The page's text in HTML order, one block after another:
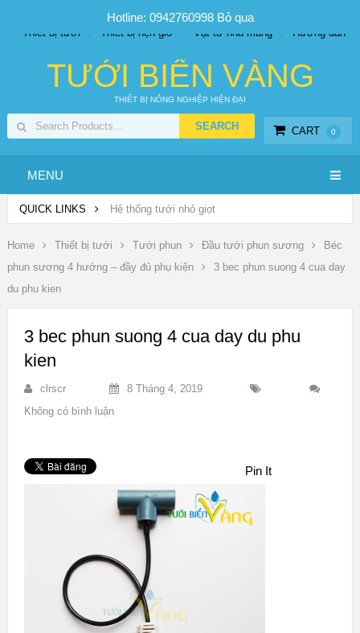
SP PHUN SƯƠNG GIÁ TỐT Bộ KIT tưới
Thiết bị tưới
Thiết bị hẹn giờ Vật tư nhà màng Hướng dẫn
TƯỚI BIỂN VÀNG
THIẾT BỊ NÔNG NGHIỆP HIỆN ĐẠI
CART 0
MENU
QUICK LINKS Hệ thống tưới nhỏ giọt
Home Thiết bị tưới Tưới phun Đầu tưới phun sương
Béc
phun sương 4 hướng – đầy đủ phụ kiện
3 bec phun suong 4 cua day
du phu kien
3 bec phun suong 4 cua day du phu
kien
clrscr
8 Tháng 4, 2019
Không có bình luận
Pin It
Hotline: 0942760998 Bỏ qua